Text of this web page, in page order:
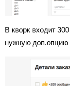
В кворк входит
нужную доп.опцию